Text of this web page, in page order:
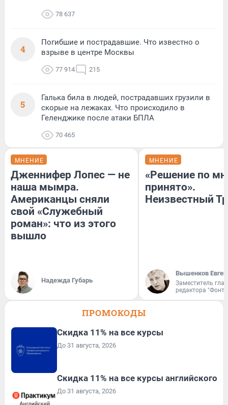
78 637
4
Погибшие и пострадавшие. Что известно о
взрыве в центре Москвы
77 914 215
5
Галька била в людей, пострадавших грузили в
скорые на лежаках. Что происходило в
Геленджике после атаки БПЛА
70 465
МНЕНИЕ
Дженнифер Лопес — не
наша мымра.
Американцы сняли
свой «Служебный
роман»: что из этого
вышло
Надежда Губарь
МНЕНИЕ
«Решение по
принято».
Неизвестный
Вышенков
Заместитель
редактора
ПРОМОКОДЫ
Скидка 11% на все курсы
До 31 августа, 2026
Скидка 11% на все курсы английского
До 31 августа, 2026